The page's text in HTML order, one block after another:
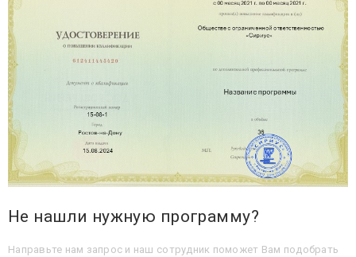
Не нашли нужную программу?
Направьте нам запрос и наш сотрудник поможет Вам подобрать